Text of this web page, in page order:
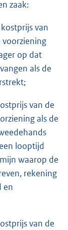
zaak:
van
op dat
als de
van de
als de
looptijd
waarop de
rekening
en
van de